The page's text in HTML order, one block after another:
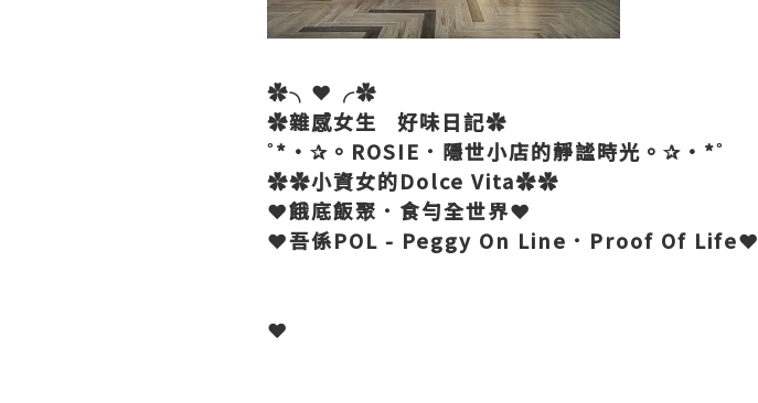
✿╮❤╭✿
✿雜感女生 好味日記✿
˚*•✰。ROSIE．隱世小店的靜謐時光。✰•*˚
✿✿小資女的Dolce Vita✿✿
❤餓底飯聚．食勻全世界❤
❤吾係POL - Peggy On Line．Proof Of Life❤
❤